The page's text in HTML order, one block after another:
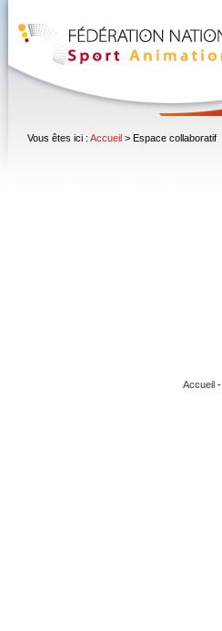
Vous êtes ici : Accueil > Espace collaboratif
Accueil -